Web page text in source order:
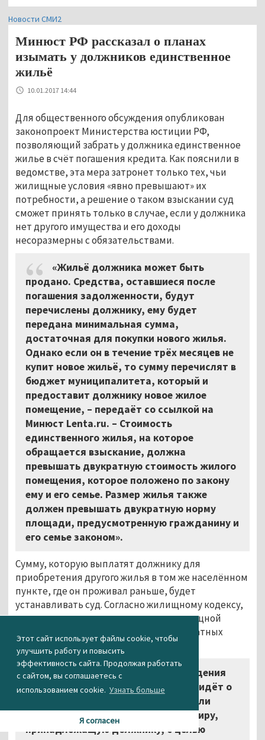
Этот сайт использует файлы cookie, чтобы
улучшить работу и повысить
эффективность сайта. Продолжая работать
с сайтом, вы соглашаетесь с
использованием cookie. Узнать больше
Я согласен
Новости СМИ2
Минюст РФ рассказал о планах
изымать у должников единственное
жильё
10.01.2017 14:44
Для общественного обсуждения опубликован
законопроект Министерства юстиции РФ,
позволяющий забрать у должника единственное
жилье в счёт погашения кредита. Как пояснили в
ведомстве, эта мера затронет только тех, чьи
жилищные условия «явно превышают» их
потребности, а решение о таком взыскании суд
сможет принять только в случае, если у должника
нет другого имущества и его доходы
несоразмерны с обязательствами.
«Жильё должника может быть
продано. Средства, оставшиеся после
погашения задолженности, будут
перечислены должнику, ему будет
передана минимальная сумма,
достаточная для покупки нового жилья.
Однако если он в течение трёх месяцев не
купит новое жильё, то сумму перечислят в
бюджет муниципалитета, который и
предоставит должнику новое жилое
помещение, – передаёт со ссылкой на
Минюст Lenta.ru. – Стоимость
единственного жилья, на которое
обращается взыскание, должна
превышать двукратную стоимость жилого
помещения, которое положено по закону
ему и его семье. Размер жилья также
должен превышать двукратную норму
площади, предусмотренную гражданину и
его семье законом».
Сумму, которую выплатят должнику для
приобретения другого жилья в том же населённом
пункте, где он проживал раньше, будет
устанавливать суд. Согласно жилищному кодексу,
предусмотренная законом норма жилищной
площади составляет не менее 12 квадратных
метров на человека.
«Проект не предполагает введения
какого-либо "уплотнения". Речь не идёт о
создании коммунальных квартир или
отчуждении доли в праве на квартиру,
принадлежащую должнику, с целью